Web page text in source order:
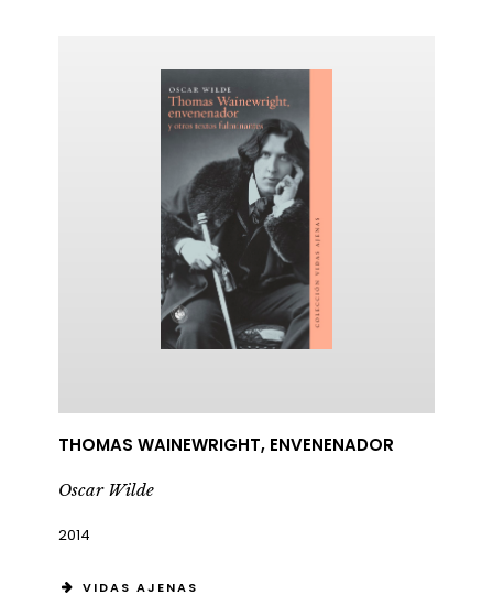
THOMAS WAINEWRIGHT, ENVENENADOR
Oscar Wilde
2014
VIDAS AJENAS